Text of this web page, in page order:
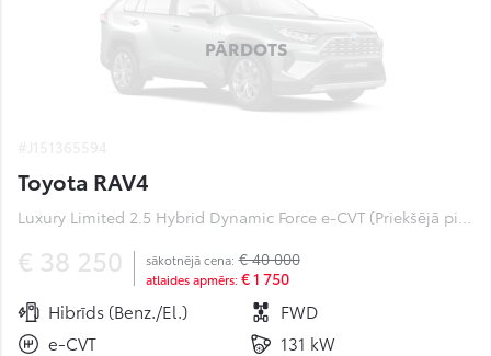
PĀRDOTS
Toyota RAV4
Luxury Limited 2.5 Hybrid Dynamic Force e-CVT (Priekšējā piedziņa) (131 kW)
€ 38 250 sākotnējā cena: € 40 000
atlaides apmērs: € 1 750
Hibrīds (Benz./El.)
FWD
e-CVT
131 kW